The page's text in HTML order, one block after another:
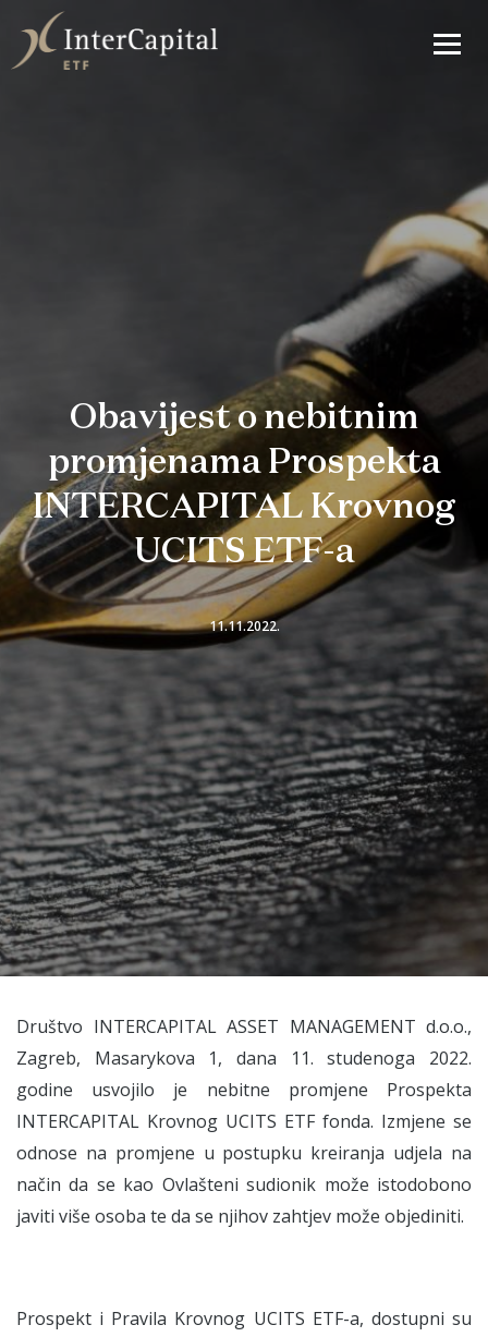
Obavijest o nebitnim
promjenama Prospekta
INTERCAPITAL Krovnog
UCITS ETF-a
11.11.2022.
Društvo INTERCAPITAL ASSET MANAGEMENT d.o.o.,
Zagreb, Masarykova 1, dana 11. studenoga 2022.
godine usvojilo je nebitne promjene Prospekta
INTERCAPITAL Krovnog UCITS ETF fonda. Izmjene se
odnose na promjene u postupku kreiranja udjela na
način da se kao Ovlašteni sudionik može istodobono
javiti više osoba te da se njihov zahtjev može objediniti.
Prospekt i Pravila Krovnog UCITS ETF-a, dostupni su